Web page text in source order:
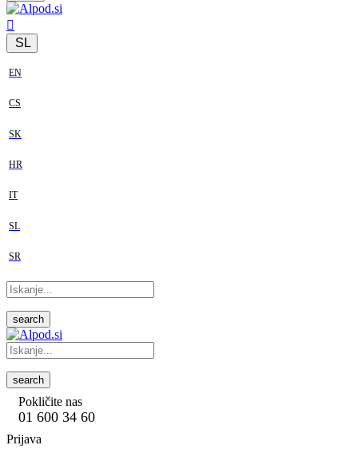
SL
EN
CS
SK
HR
IT
SL
SR
search
search
Pokličite nas
01 600 34 60
Prijava